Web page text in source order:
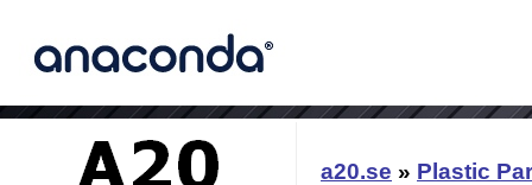
a20.se » Plastic